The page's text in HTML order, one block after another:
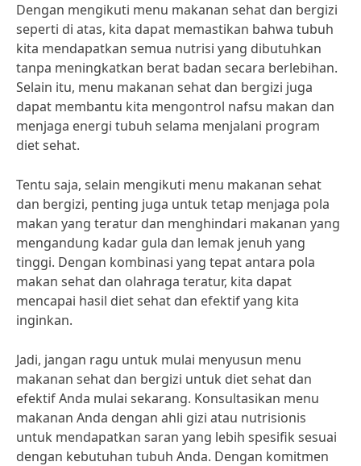
Dengan mengikuti menu makanan sehat dan bergizi
seperti di atas, kita dapat memastikan bahwa tubuh
kita mendapatkan semua nutrisi yang dibutuhkan
tanpa meningkatkan berat badan secara berlebihan.
Selain itu, menu makanan sehat dan bergizi juga
dapat membantu kita mengontrol nafsu makan dan
menjaga energi tubuh selama menjalani program
diet sehat.
Tentu saja, selain mengikuti menu makanan sehat
dan bergizi, penting juga untuk tetap menjaga pola
makan yang teratur dan menghindari makanan yang
mengandung kadar gula dan lemak jenuh yang
tinggi. Dengan kombinasi yang tepat antara pola
makan sehat dan olahraga teratur, kita dapat
mencapai hasil diet sehat dan efektif yang kita
inginkan.
Jadi, jangan ragu untuk mulai menyusun menu
makanan sehat dan bergizi untuk diet sehat dan
efektif Anda mulai sekarang. Konsultasikan menu
makanan Anda dengan ahli gizi atau nutrisionis
untuk mendapatkan saran yang lebih spesifik sesuai
dengan kebutuhan tubuh Anda. Dengan komitmen